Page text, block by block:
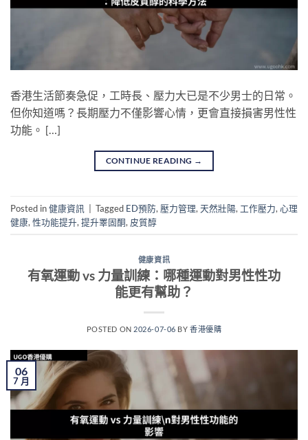
香港生活節奏急促，工時長、壓力大已是不少男士的日常。
但你知道嗎？長期壓力不僅影響心情，更會直接損害男性性
功能。 […]
CONTINUE READING →
Posted in健康資訊 | Tagged ED預防, 壓力管理, 天然壯陽, 工作壓力, 心理
健康, 性功能提升, 提升睪固酮, 皮質醇
健康資訊
有氧運動 vs 力量訓練：哪種運動對男性性功
能更有幫助？
POSTED ON 2026-07-06 BY香港優購
06
7 月